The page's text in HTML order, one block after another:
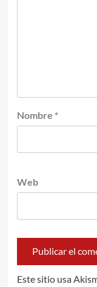
Nombre *
Web
Este sitio usa